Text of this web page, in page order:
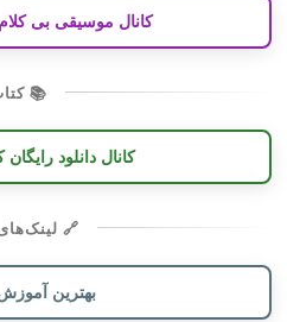
کانال موسیقی بی کلام
📚
کانال دانلود
🔗
بهترین